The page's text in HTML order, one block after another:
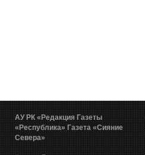
АУ РК «Редакция Газеты
«Республика» Газета «Сияние
Севера»